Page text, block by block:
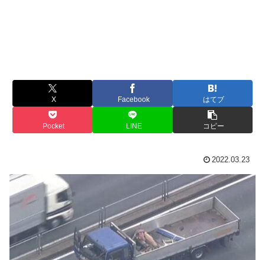
X Facebook はてブ
Pocket LINE コピー
2022.03.23